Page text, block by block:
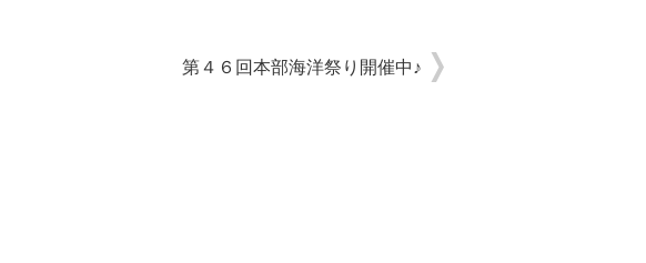
第４６回本部海洋祭り開催中♪